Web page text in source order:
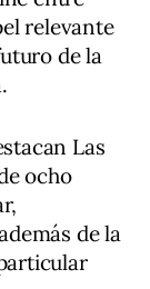
relevante
de la
Las
ocho
de la